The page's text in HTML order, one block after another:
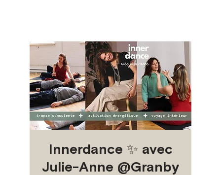
Innerdance ✨ avec
Julie-Anne @Granby